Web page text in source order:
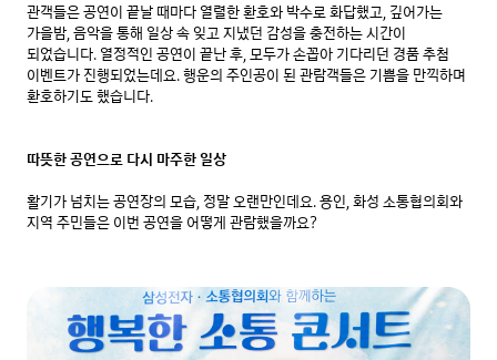
관객들은 공연이 끝날 때마다 열렬한 환호와 박수로 화답했고, 깊어가는
가을밤, 음악을 통해 일상 속 잊고 지냈던 감성을 충전하는 시간이
되었습니다. 열정적인 공연이 끝난 후, 모두가 손꼽아 기다리던 경품 추첨
이벤트가 진행되었는데요. 행운의 주인공이 된 관람객들은 기쁨을 만끽하며
환호하기도 했습니다.
따뜻한 공연으로 다시 마주한 일상
활기가 넘치는 공연장의 모습, 정말 오랜만인데요. 용인, 화성 소통협의회와
지역 주민들은 이번 공연을 어떻게 관람했을까요?